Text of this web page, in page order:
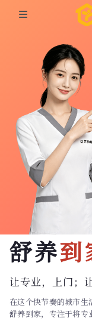
同城按摩
上门按摩
养生按摩
技师入驻
商家入驻
代理入驻
预约技师
登录
舒养到
让专业，上门；
在这个快节奏的城市生
舒养到家，专注于将专